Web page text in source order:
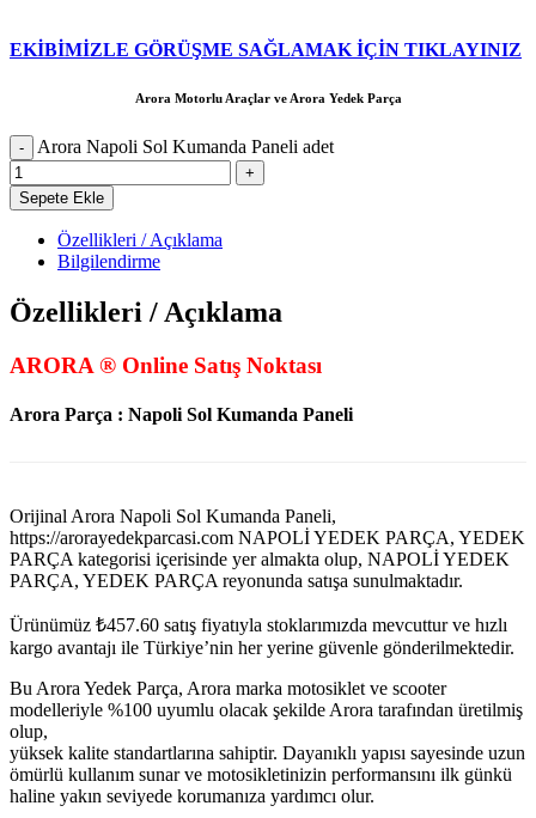
EKİBİMİZLE GÖRÜŞME SAĞLAMAK İÇİN TIKLAYINIZ
Arora Motorlu Araçlar ve Arora Yedek Parça
Arora Napoli Sol Kumanda Paneli adet
Sepete Ekle
Özellikleri / Açıklama
Bilgilendirme
Özellikleri / Açıklama
ARORA ® Online Satış Noktası
Arora Parça : Napoli Sol Kumanda Paneli
Orijinal Arora Napoli Sol Kumanda Paneli,
https://arorayedekparcasi.com NAPOLİ YEDEK PARÇA, YEDEK
PARÇA kategorisi içerisinde yer almakta olup, NAPOLİ YEDEK
PARÇA, YEDEK PARÇA reyonunda satışa sunulmaktadır.
Ürünümüz ₺457.60 satış fiyatıyla stoklarımızda mevcuttur ve hızlı
kargo avantajı ile Türkiye’nin her yerine güvenle gönderilmektedir.
Bu Arora Yedek Parça, Arora marka motosiklet ve scooter
modelleriyle %100 uyumlu olacak şekilde Arora tarafından üretilmiş
olup,
yüksek kalite standartlarına sahiptir. Dayanıklı yapısı sayesinde uzun
ömürlü kullanım sunar ve motosikletinizin performansını ilk günkü
haline yakın seviyede korumanıza yardımcı olur.